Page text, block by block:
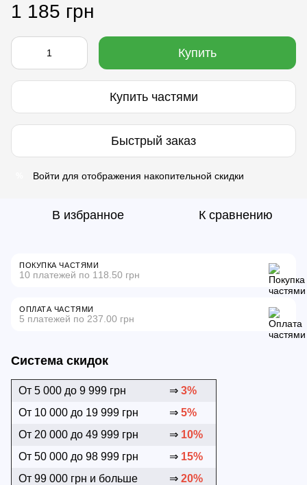
1 185 грн
Купить
Купить частями
Быстрый заказ
Войти для отображения накопительной скидки
В избранное К сравнению
ПОКУПКА ЧАСТЯМИ
10 платежей по 118.50 грн
ОПЛАТА ЧАСТЯМИ
5 платежей по 237.00 грн
Система скидок
От 5 000 до 9 999 грн ⇒ 3%
От 10 000 до 19 999 грн
⇒ 5%
От 20 000 до 49 999 грн
⇒ 10%
От 50 000 до 98 999 грн
⇒ 15%
От 99 000 грн и больше
⇒ 20%